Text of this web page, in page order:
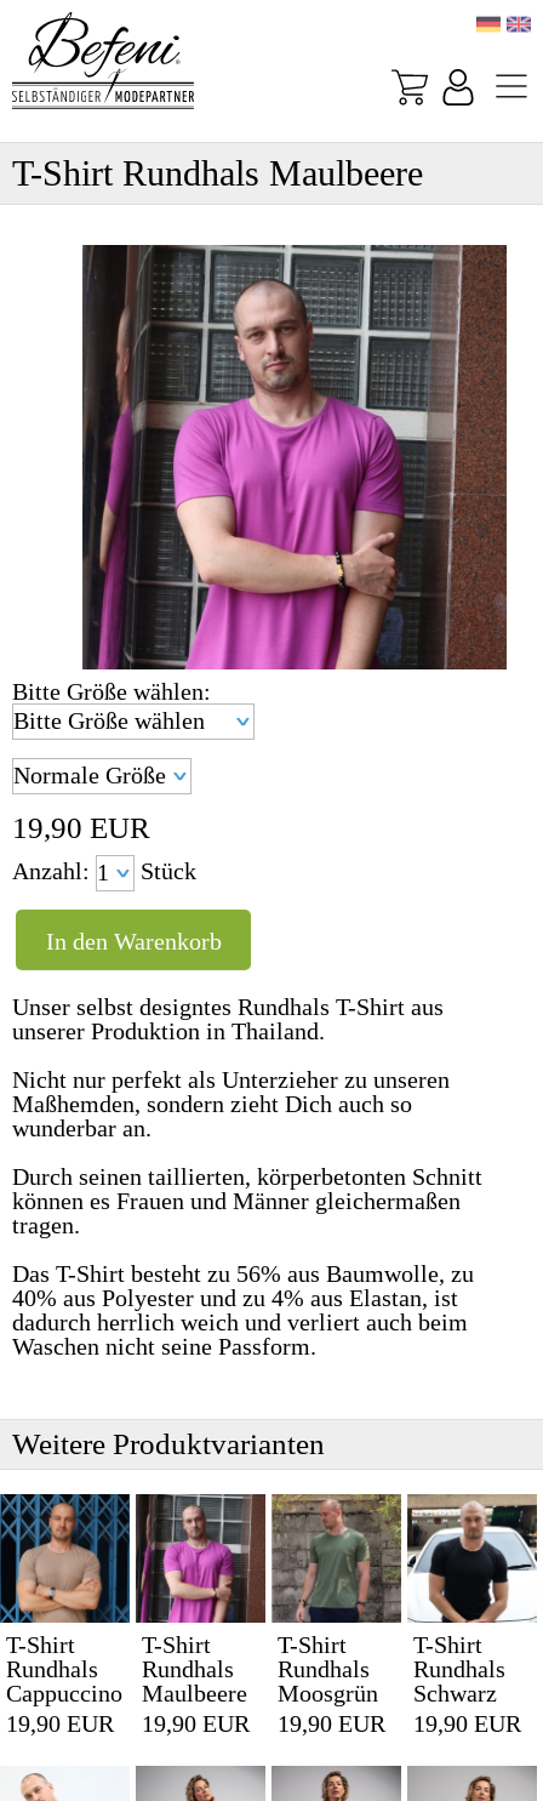
T-Shirt Rundhals Maulbeere
Bitte Größe wählen:
19,90 EUR
Anzahl: Stück
Unser selbst designtes Rundhals T-Shirt aus
unserer Produktion in Thailand.
Nicht nur perfekt als Unterzieher zu unseren
Maßhemden, sondern zieht Dich auch so
wunderbar an.
Durch seinen taillierten, körperbetonten Schnitt
können es Frauen und Männer gleichermaßen
tragen.
Das T-Shirt besteht zu 56% aus Baumwolle, zu
40% aus Polyester und zu 4% aus Elastan, ist
dadurch herrlich weich und verliert auch beim
Waschen nicht seine Passform.
Weitere Produktvarianten
T-Shirt
Rundhals
Cappuccino
19,90 EUR
T-Shirt
Rundhals
Maulbeere
19,90 EUR
T-Shirt
Rundhals
Moosgrün
19,90 EUR
T-Shirt
Rundhals
Schwarz
19,90 EUR